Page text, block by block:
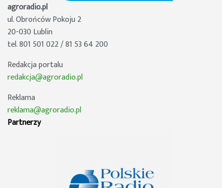
agroradio.pl
ul. Obrońców Pokoju 2
20-030 Lublin
tel. 801 501 022 / 81 53 64 200
Redakcja portalu
redakcja@agroradio.pl
Reklama
reklama@agroradio.pl
Partnerzy